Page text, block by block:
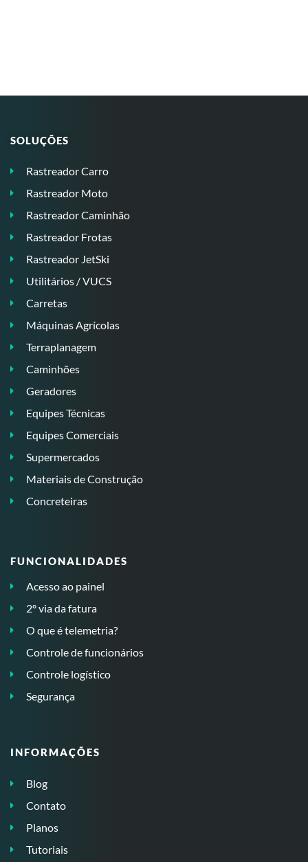
SOLUÇÕES
Rastreador Carro
Rastreador Moto
Rastreador Caminhão
Rastreador Frotas
Rastreador JetSki
Utilitários / VUCS
Carretas
Máquinas Agrícolas
Terraplanagem
Caminhões
Geradores
Equipes Técnicas
Equipes Comerciais
Supermercados
Materiais de Construção
Concreteiras
FUNCIONALIDADES
Acesso ao painel
2º via da fatura
O que é telemetria?
Controle de funcionários
Controle logístico
Segurança
INFORMAÇÕES
Blog
Contato
Planos
Tutoriais